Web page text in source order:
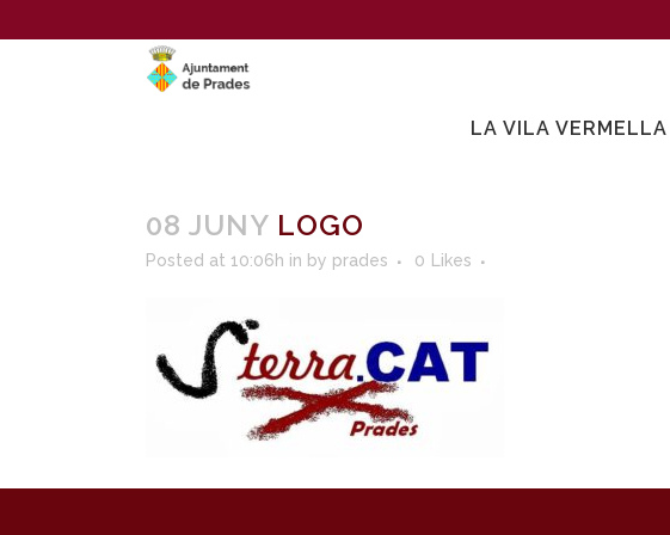
LA VILA VERMELLA
08 JUNY LOGO
Posted at 10:06h in by prades 0 Likes